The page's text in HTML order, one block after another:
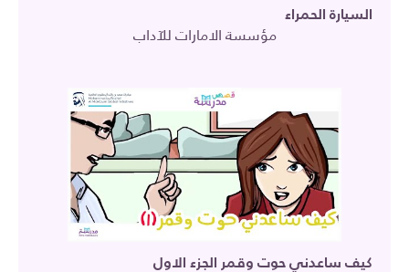
السيارة الحمراء
مؤسسة الامارات للآداب
كيف ساعدني حوت وقمر الجزء الاول